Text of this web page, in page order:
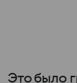
Это было